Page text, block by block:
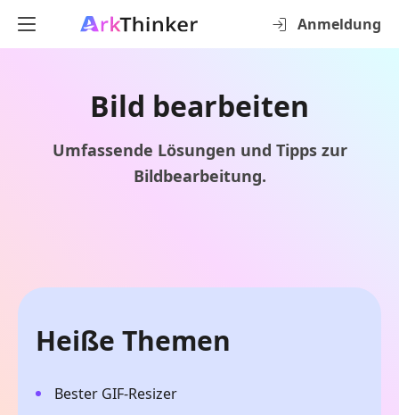
Anmeldung
Bild bearbeiten
Umfassende Lösungen und Tipps zur
Bildbearbeitung.
Heiße Themen
Bester GIF-Resizer